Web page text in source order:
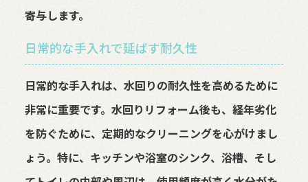
寄与します。
日常的な手入れで延ばす耐久性
日常的な手入れは、水回りの耐久性を高めるために
非常に重要です。水回りリフォーム後も、経年劣化
を防ぐために、定期的なクリーニングを心がけまし
ょう。特に、キッチンや浴室のシンク、浴槽、そし